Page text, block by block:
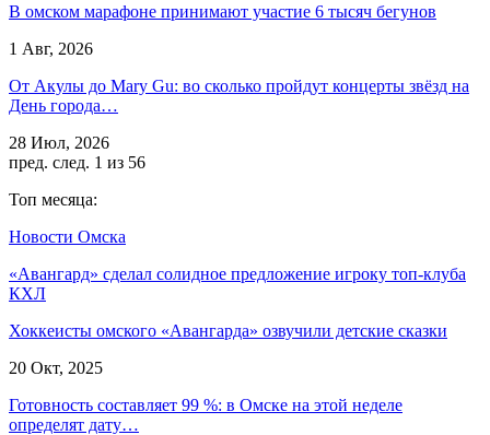
В омском марафоне принимают участие 6 тысяч бегунов
1 Авг, 2026
От Акулы до Mary Gu: во сколько пройдут концерты звёзд на
День города…
28 Июл, 2026
пред. след. 1 из 56
Топ месяца:
Новости Омска
«Авангард» сделал солидное предложение игроку топ-клуба
КХЛ
Хоккеисты омского «Авангарда» озвучили детские сказки
20 Окт, 2025
Готовность составляет 99 %: в Омске на этой неделе
определят дату…